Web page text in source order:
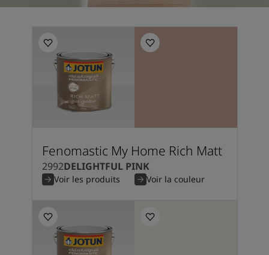
Fenomastic My Home Rich Matt
2992DELIGHTFUL PINK
Voir les produits Voir la couleur